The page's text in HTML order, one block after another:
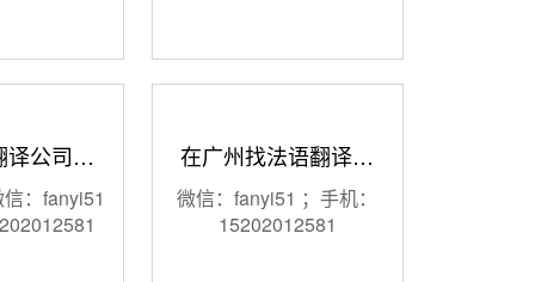
译公司…
：fanyi51
在广州找法语翻译…
微信：fanyi51 ；手机：
15202012581